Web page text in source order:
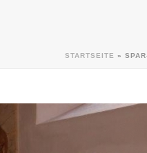
STARTSEITE »